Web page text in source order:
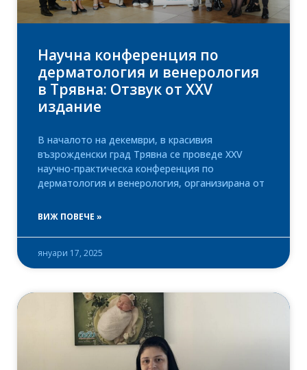
Научна конференция по
дерматология и венерология
в Трявна: Отзвук от XXV
издание
В началото на декември, в красивия
възрожденски град Трявна се проведе XXV
научно-практическа конференция по
дерматология и венерология, организирана от
ВИЖ ПОВЕЧЕ »
януари 17, 2025